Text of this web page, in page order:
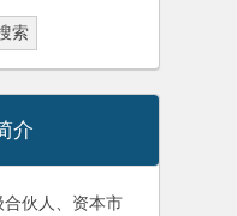
介
伙人、资本市